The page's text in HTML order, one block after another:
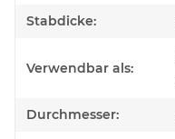
Stabdicke:
Verwendbar als:
Durchmesser: